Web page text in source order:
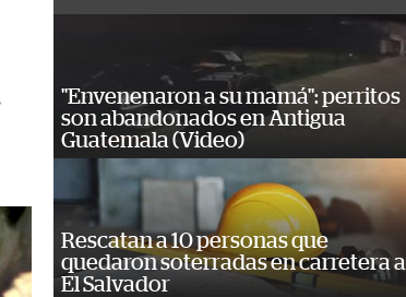
"Envenenaron a su mamá": perritos
son abandonados en Antigua
Guatemala (Video)
Rescatan a 10 personas que
quedaron soterradas en carretera a
El Salvador